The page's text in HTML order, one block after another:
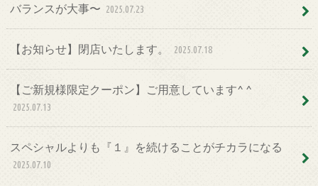
バランスが大事〜 2025.07.23
【お知らせ】閉店いたします。 2025.07.18
【ご新規様限定クーポン】ご用意しています^ ^
2025.07.13
スペシャルよりも『１』を続けることがチカラになる
2025.07.10